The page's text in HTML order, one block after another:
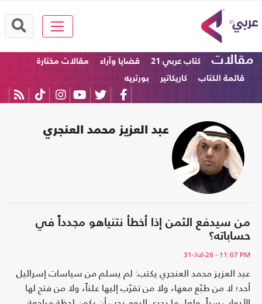
مقالات كتاب عربي 21 قضايا وآراء
مقالات مختارة
قائمة الكتاب
كاريكاتير بورتريه
عبد العزيز محمد العنجري
من سيدفع الثمن إذا أخطأ نتنياهو مجدداً في
حساباته؟
31-Jul-26 - 11:07 PM
عبد العزيز محمد العنجري يكتب: لم يسلم من سياسات إسرائيل
أحد؛ لا من طبّع معها، ولا من تقرّب إليها علناً، ولا من فتح لها